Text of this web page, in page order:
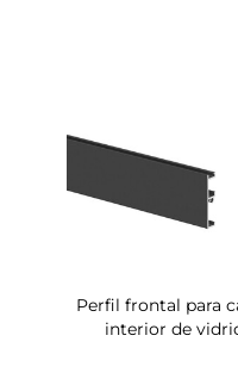
Perfil frontal para
interior de